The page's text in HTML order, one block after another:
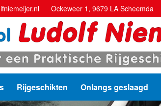
Ockeweer 1, 9679 LA Scheemda
Rijgeschikten Onlangs geslaagd